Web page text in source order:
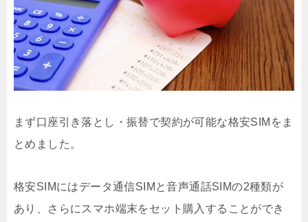
まず口座引き落とし・振替で契約が可能な格安SIMをま
とめました。
格安SIMにはデータ通信SIMと音声通話SIMの2種類が
あり、さらにスマホ端末をセット購入することができ